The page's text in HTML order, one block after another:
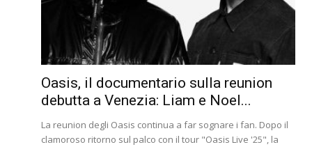
Oasis, il documentario sulla reunion
debutta a Venezia: Liam e Noel...
La reunion degli Oasis continua a far sognare i fan. Dopo il
clamoroso ritorno sul palco con il tour "Oasis Live '25", la